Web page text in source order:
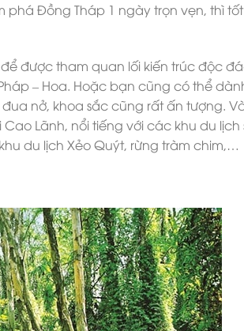
phá Đồng Tháp 1 ngày trọn vẹn, thì
được tham quan lối kiến trúc độc
– Hoa. Hoặc bạn cũng có thể
nở, khoa sắc cũng rất ấn tượng.
Lãnh, nổi tiếng với các khu du lịch
du lịch Xẻo Quýt, rừng tràm chim,…